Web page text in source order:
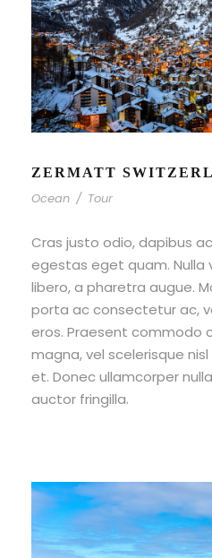
ZERMATT
Ocean / Tour
Cras justo odio, dapibus
egestas eget quam. Nulla
libero, a pharetra augue.
porta ac consectetur ac,
eros. Praesent commodo
magna, vel scelerisque
et. Donec ullamcorper
auctor fringilla.